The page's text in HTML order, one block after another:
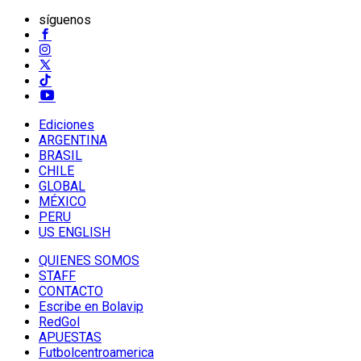
síguenos
Ediciones
ARGENTINA
BRASIL
CHILE
GLOBAL
MÉXICO
PERU
US ENGLISH
QUIENES SOMOS
STAFF
CONTACTO
Escribe en Bolavip
RedGol
APUESTAS
Futbolcentroamerica